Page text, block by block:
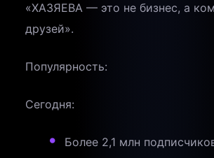
«ХАЗЯЕВА — это не бизнес, а
друзей».
Популярность:
Сегодня:
Более 2,1 млн